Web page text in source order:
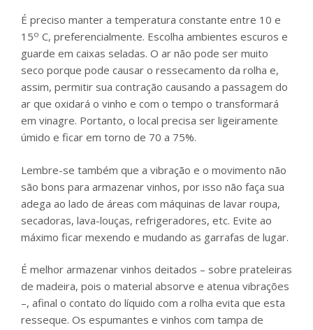
É preciso manter a temperatura constante entre 10 e
15o C, preferencialmente. Escolha ambientes escuros e
guarde em caixas seladas. O ar não pode ser muito
seco porque pode causar o ressecamento da rolha e,
assim, permitir sua contração causando a passagem do
ar que oxidará o vinho e com o tempo o transformará
em vinagre. Portanto, o local precisa ser ligeiramente
úmido e ficar em torno de 70 a 75%.
Lembre-se também que a vibração e o movimento não
são bons para armazenar vinhos, por isso não faça sua
adega ao lado de áreas com máquinas de lavar roupa,
secadoras, lava-louças, refrigeradores, etc. Evite ao
máximo ficar mexendo e mudando as garrafas de lugar.
É melhor armazenar vinhos deitados – sobre prateleiras
de madeira, pois o material absorve e atenua vibrações
–, afinal o contato do líquido com a rolha evita que esta
resseque. Os espumantes e vinhos com tampa de